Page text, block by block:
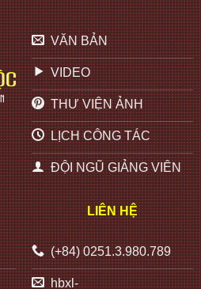
VĂN BẢN
VIDEO
THƯ VIỆN ẢNH
LỊCH CÔNG TÁC
ĐỘI NGŨ GIẢNG VIÊN
LIÊN HỆ
(+84) 0251.3.980.789
hbxl-